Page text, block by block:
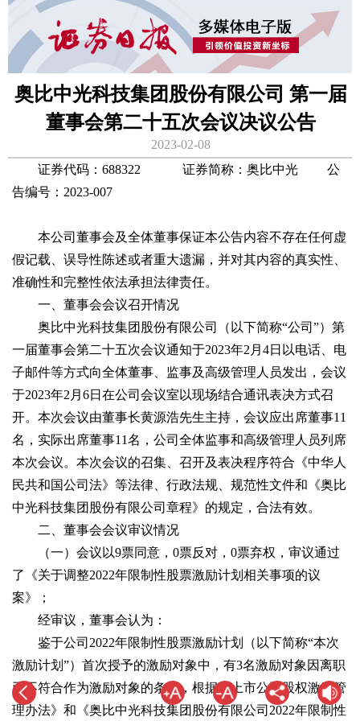
奥比中光科技集团股份有限公司 第一届
董事会第二十五次会议决议公告
2023-02-08
证券代码：688322 证券简称：奥比中光 公
告编号：2023-007
本公司董事会及全体董事保证本公告内容不存在任何虚
假记载、误导性陈述或者重大遗漏，并对其内容的真实性、
准确性和完整性依法承担法律责任。
一、董事会会议召开情况
奥比中光科技集团股份有限公司（以下简称“公司”）第
一届董事会第二十五次会议通知于2023年2月4日以电话、电
子邮件等方式向全体董事、监事及高级管理人员发出，会议
于2023年2月6日在公司会议室以现场结合通讯表决方式召
开。本次会议由董事长黄源浩先生主持，会议应出席董事11
名，实际出席董事11名，公司全体监事和高级管理人员列席
本次会议。本次会议的召集、召开及表决程序符合《中华人
民共和国公司法》等法律、行政法规、规范性文件和《奥比
中光科技集团股份有限公司章程》的规定，合法有效。
二、董事会会议审议情况
（一）会议以9票同意，0票反对，0票弃权，审议通过
了《关于调整2022年限制性股票激励计划相关事项的议
案》；
经审议，董事会认为：
鉴于公司2022年限制性股票激励计划（以下简称“本次
激励计划”）首次授予的激励对象中，有3名激励对象因离职
已不符合作为激励对象的条件，根据《上市公司股权激励管
理办法》和《奥比中光科技集团股份有限公司2022年限制性